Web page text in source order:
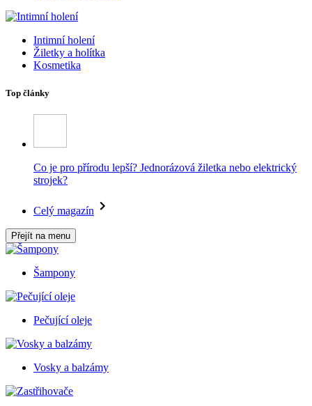
Intimní holení
Žiletky a holítka
Kosmetika
Top články
Co je pro přírodu lepší? Jednorázová žiletka nebo elektrický
strojek?
Celý magazín
Přejít na menu
Šampony
Pečující oleje
Vosky a balzámy